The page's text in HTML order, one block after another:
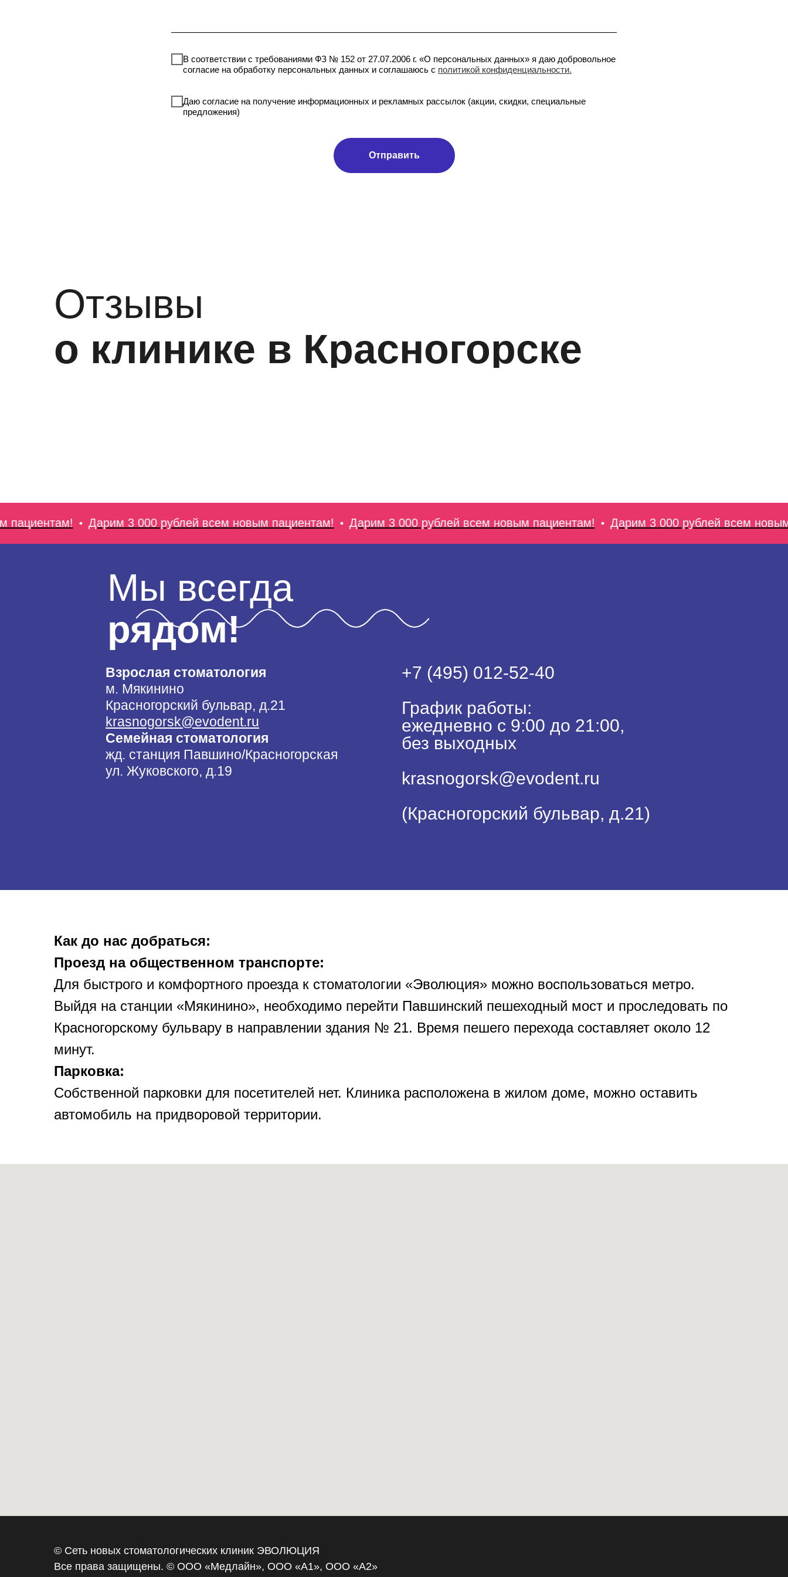
В соответствии с требованиями ФЗ № 152 от 27.07.2006 г. «О персональных данных» я даю добровольное
согласие на обработку персональных данных и соглашаюсь с политикой конфиденциальности.
Даю согласие на получение информационных и рекламных рассылок (акции, скидки, специальные
предложения)
Отправить
Отзывы
о клинике в Красногорске
Дарим 3 000 рублей всем новым пациентам! Дарим 3 000 рублей всем новым пациентам! Дарим 3 000 рублей всем новым
Взрослая стоматология
м. Мякинино
Красногорский бульвар, д.21
krasnogorsk@evodent.ru
Семейная стоматология
жд. станция Павшино/Красногорская
ул. Жуковского, д.19
+7 (495) 012-52-40
График работы:
ежедневно с 9:00 до 21:00,
без выходных
krasnogorsk@evodent.ru
(Красногорский бульвар, д.21)
Мы всегда
рядом!
Как до нас добраться:
Проезд на общественном транспорте:
Для быстрого и комфортного проезда к стоматологии «Эволюция» можно воспользоваться метро.
Выйдя на станции «Мякинино», необходимо перейти Павшинский пешеходный мост и проследовать по
Красногорскому бульвару в направлении здания № 21. Время пешего перехода составляет около 12
минут.
Парковка:
Собственной парковки для посетителей нет. Клиника расположена в жилом доме, можно оставить
автомобиль на придворовой территории.
© Сеть новых стоматологических клиник ЭВОЛЮЦИЯ
Все права защищены. © ООО «‎Медлайн», ООО «А1», ООО «А2»